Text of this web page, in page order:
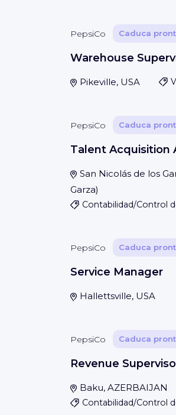
PepsiCo Caduca
Warehouse
Pikeville, USA
PepsiCo Caduca
Talent Acquisition
San Nicolás de los
Garza)
Contabilidad/Control
PepsiCo Caduca
Service Manager
Hallettsville, USA
PepsiCo Caduca
Revenue
Baku, AZERBAIJAN
Contabilidad/Control